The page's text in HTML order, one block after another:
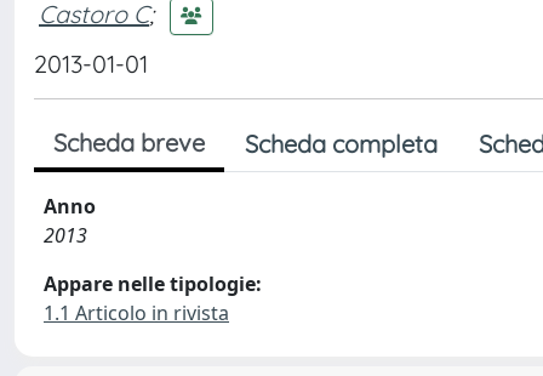
Castoro C;
2013-01-01
Scheda breve Scheda completa
Anno
2013
Appare nelle tipologie:
1.1 Articolo in rivista